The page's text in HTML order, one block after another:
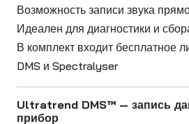
Возможность записи звука
Идеален для диагностики и
В комплект входит бесплатное
DMS и Spectralyser
Ultratrend DMS™ — запись
прибор